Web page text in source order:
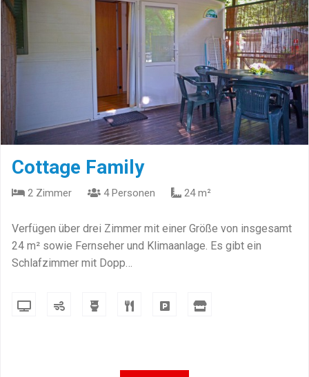
Cottage Family
2 Zimmer 4 Personen 24 m²
Verfügen über drei Zimmer mit einer Größe von insgesamt
24 m² sowie Fernseher und Klimaanlage. Es gibt ein
Schlafzimmer mit Dopp…